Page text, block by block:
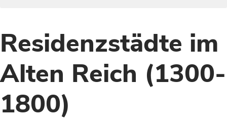
Residenzstädte im
Alten Reich (1300-
1800)